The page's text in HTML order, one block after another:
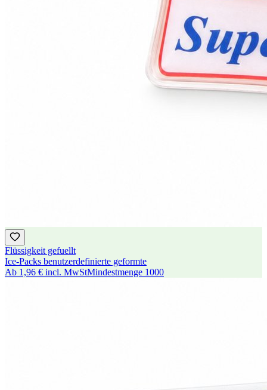
Flüssigkeit gefuellt
Ice-Packs benutzerdefinierte geformte
Ab 1,96 € incl. MwStMindestmenge 1000